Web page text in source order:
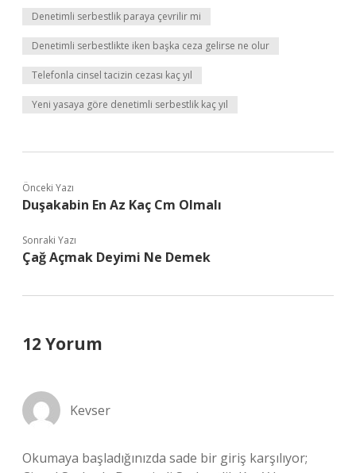
Denetimli serbestlik paraya çevrilir mi
Denetimli serbestlikte iken başka ceza gelirse ne olur
Telefonla cinsel tacizin cezası kaç yıl
Yeni yasaya göre denetimli serbestlik kaç yıl
Önceki Yazı
Duşakabin En Az Kaç Cm Olmalı
Sonraki Yazı
Çağ Açmak Deyimi Ne Demek
12 Yorum
Kevser
Okumaya başladığınızda sade bir giriş karşılıyor;